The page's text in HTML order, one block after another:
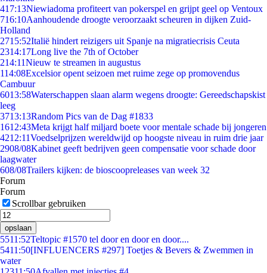
417:13Niewiadoma profiteert van pokerspel en grijpt geel op Ventoux
716:10Aanhoudende droogte veroorzaakt scheuren in dijken Zuid-
Holland
2715:52Italië hindert reizigers uit Spanje na migratiecrisis Ceuta
2314:17Long live the 7th of October
214:11Nieuw te streamen in augustus
114:08Excelsior opent seizoen met ruime zege op promovendus
Cambuur
6013:58Waterschappen slaan alarm wegens droogte: Gereedschapskist
leeg
3713:13Random Pics van de Dag #1833
1612:43Meta krijgt half miljard boete voor mentale schade bij jongeren
4212:11Voedselprijzen wereldwijd op hoogste niveau in ruim drie jaar
2908/08Kabinet geeft bedrijven geen compensatie voor schade door
laagwater
608/08Trailers kijken: de bioscoopreleases van week 32
Forum
Forum
Scrollbar gebruiken
opslaan
5511:52Teltopic #1570 tel door en door en door....
5411:50[INFLUENCERS #297] Toetjes & Bevers & Zwemmen in
water